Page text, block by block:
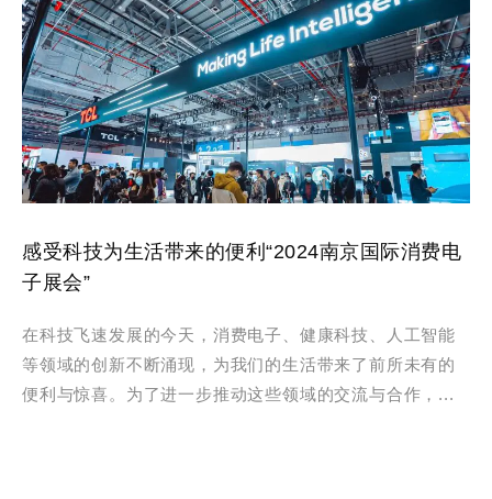
感受科技为生活带来的便利“2024南京国际消费电
子展会”
在科技飞速发展的今天，消费电子、健康科技、人工智能
等领域的创新不断涌现，为我们的生活带来了前所未有的
便利与惊喜。为了进一步推动这些领域的交流与合作，...